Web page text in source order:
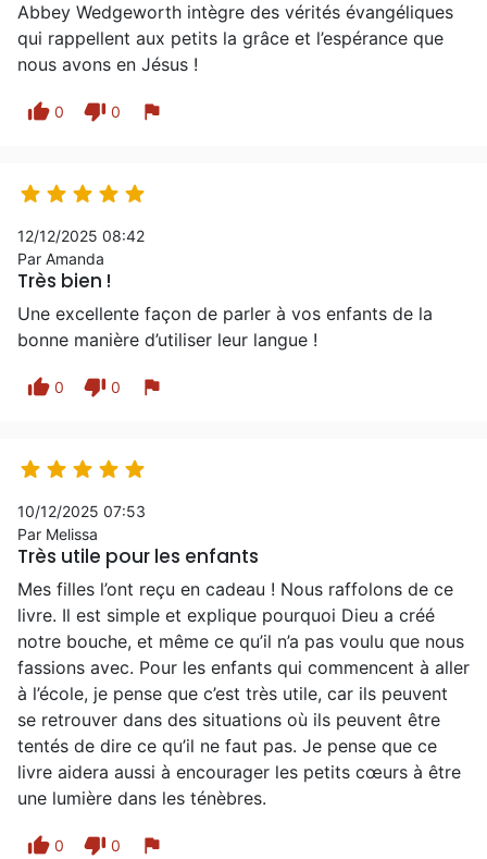
Abbey Wedgeworth intègre des vérités évangéliques
qui rappellent aux petits la grâce et l’espérance que
nous avons en Jésus !
thumb_up 0 thumb_down 0 flag
    
12/12/2025 08:42
Par Amanda
Très bien !
Une excellente façon de parler à vos enfants de la
bonne manière d’utiliser leur langue !
thumb_up 0 thumb_down 0 flag
    
10/12/2025 07:53
Par Melissa
Très utile pour les enfants
Mes filles l’ont reçu en cadeau ! Nous raffolons de ce
livre. Il est simple et explique pourquoi Dieu a créé
notre bouche, et même ce qu’il n’a pas voulu que nous
fassions avec. Pour les enfants qui commencent à aller
à l’école, je pense que c’est très utile, car ils peuvent
se retrouver dans des situations où ils peuvent être
tentés de dire ce qu’il ne faut pas. Je pense que ce
livre aidera aussi à encourager les petits cœurs à être
une lumière dans les ténèbres.
thumb_up 0 thumb_down 0 flag